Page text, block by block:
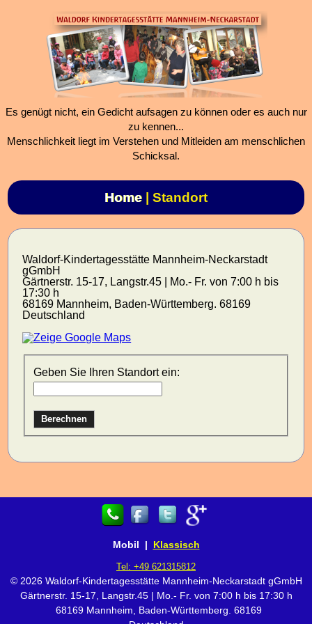
Es genügt nicht, ein Gedicht aufsagen zu können oder es auch nur
zu kennen...
Menschlichkeit liegt im Verstehen und Mitleiden am menschlichen
Schicksal.
Home | Standort
Waldorf-Kindertagesstätte Mannheim-Neckarstadt
gGmbH
Gärtnerstr. 15-17, Langstr.45 | Mo.- Fr. von 7:00 h bis
17:30 h
68169 Mannheim, Baden-Württemberg. 68169
Deutschland
Geben Sie Ihren Standort ein:
Mobil | Klassisch
Tel: +49 621315812
© 2026 Waldorf-Kindertagesstätte Mannheim-Neckarstadt gGmbH
Gärtnerstr. 15-17, Langstr.45 | Mo.- Fr. von 7:00 h bis 17:30 h
68169 Mannheim, Baden-Württemberg. 68169